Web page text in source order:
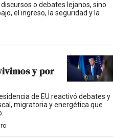
o debates lejanos, sino
el ingreso, la seguridad y la
y por
de EU reactivó debates y
migratoria y energética que